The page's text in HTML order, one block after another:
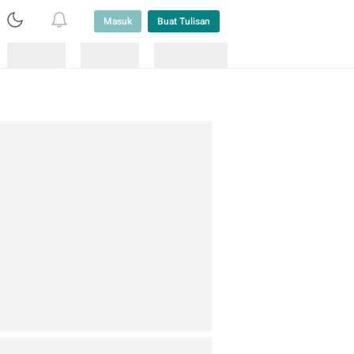
Masuk Buat Tulisan